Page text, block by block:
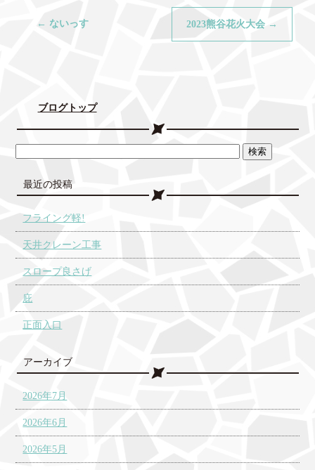
← ないっす 2023熊谷花火大会 →
ブログトップ
最近の投稿
フライング軽!
天井クレーン工事
スロープ良さげ
庇
正面入口
アーカイブ
2026年7月
2026年6月
2026年5月